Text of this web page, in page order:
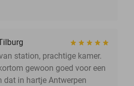
station, prachtige kamer.
gewoon goed voor een
dat in hartje Antwerpen